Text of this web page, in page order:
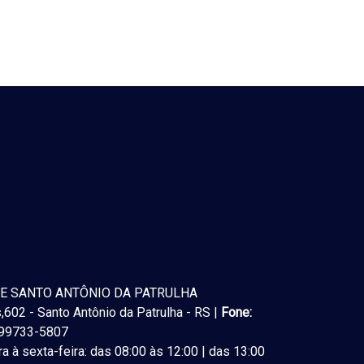
SANTO ANTÔNIO DA PATRULHA
- Santo Antônio da Patrulha - RS |
Fone:
5807
à sexta-feira: das 08:00 às 12:00 | das 13:00